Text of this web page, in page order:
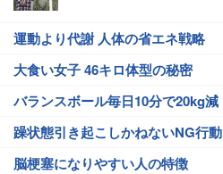
運動より代謝 人体の省エネ戦略
大食い女子 46キロ体型の秘密
バランスボール毎日10分で20kg減
躁状態引き起こしかねないNG行動
脳梗塞になりやすい人の特徴